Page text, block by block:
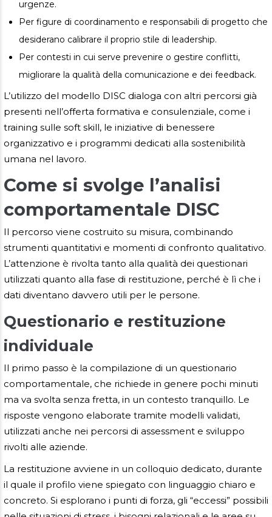
urgenze.
Per figure di coordinamento e responsabili di progetto che
desiderano calibrare il proprio stile di leadership.
Per contesti in cui serve prevenire o gestire conflitti,
migliorare la qualità della comunicazione e dei feedback.
L’utilizzo del modello DISC dialoga con altri percorsi già
presenti nell’offerta formativa e consulenziale, come i
training sulle soft skill, le iniziative di benessere
organizzativo e i programmi dedicati alla sostenibilità
umana nel lavoro.
Come si svolge l’analisi
comportamentale DISC
Il percorso viene costruito su misura, combinando
strumenti quantitativi e momenti di confronto qualitativo.
L’attenzione è rivolta tanto alla qualità dei questionari
utilizzati quanto alla fase di restituzione, perché è lì che i
dati diventano davvero utili per le persone.
Questionario e restituzione
individuale
Il primo passo è la compilazione di un questionario
comportamentale, che richiede in genere pochi minuti
ma va svolta senza fretta, in un contesto tranquillo. Le
risposte vengono elaborate tramite modelli validati,
utilizzati anche nei percorsi di assessment e sviluppo
rivolti alle aziende.
La restituzione avviene in un colloquio dedicato, durante
il quale il profilo viene spiegato con linguaggio chiaro e
concreto. Si esplorano i punti di forza, gli “eccessi” possibili